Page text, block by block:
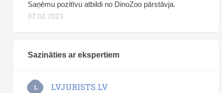
Saņēmu pozitīvu atbildi no DinoZoo pārstāvja.
07.02.2023
Sazināties ar ekspertiem
L LVJURISTS.LV